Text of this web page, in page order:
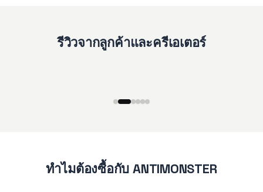
รีวิวจากลูกค้าและครีเอเตอร์
ทำไมต้องซื้อกับ ANTIMONSTER